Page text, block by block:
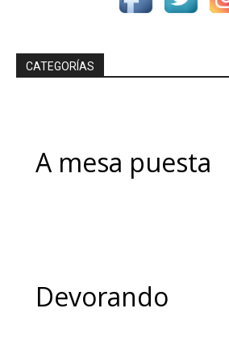
CATEGORÍAS
A mesa puesta
Devorando